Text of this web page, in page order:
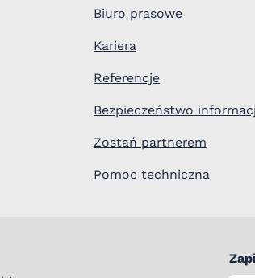
Biuro prasowe
Kariera
Referencje
Bezpieczeństwo
Zostań partnerem
Pomoc techniczna